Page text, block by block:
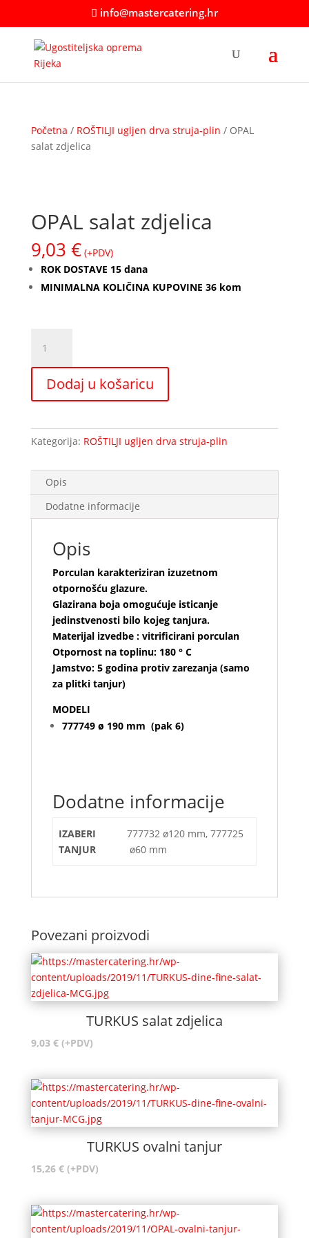
info@mastercatering.hr
Početna / ROŠTILJI ugljen drva struja-plin / OPAL
salat zdjelica
OPAL salat zdjelica
9,03 € (+PDV)
ROK DOSTAVE 15 dana
MINIMALNA KOLIČINA KUPOVINE 36 kom
salat
zdjelica
količina
Dodaj u košaricu
Kategorija: ROŠTILJI ugljen drva struja-plin
Opis
Dodatne informacije
Opis
Porculan karakteriziran izuzetnom
otpornošću glazure.
Glazirana boja omogućuje isticanje
jedinstvenosti bilo kojeg tanjura.
Materijal izvedbe : vitrificirani porculan
Otpornost na toplinu: 180 ° C
Jamstvo: 5 godina protiv zarezanja (samo
za plitki tanjur)
MODELI
777749 ø 190 mm (pak 6)
Dodatne informacije
IZABERI
TANJUR
777732 ø120 mm, 777725
ø60 mm
Povezani proizvodi
TURKUS salat zdjelica
9,03 € (+PDV)
TURKUS ovalni tanjur
15,26 € (+PDV)